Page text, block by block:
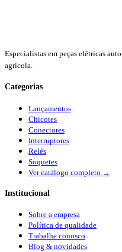
Especialistas em peças elétricas
agrícola.
Categorias
Lançamentos
Chicotes
Conectores
Interruptores
Relés
Soquetes
Ver catálogo completo →
Institucional
Sobre a empresa
Política de qualidade
Trabalhe conosco
Blog & novidades